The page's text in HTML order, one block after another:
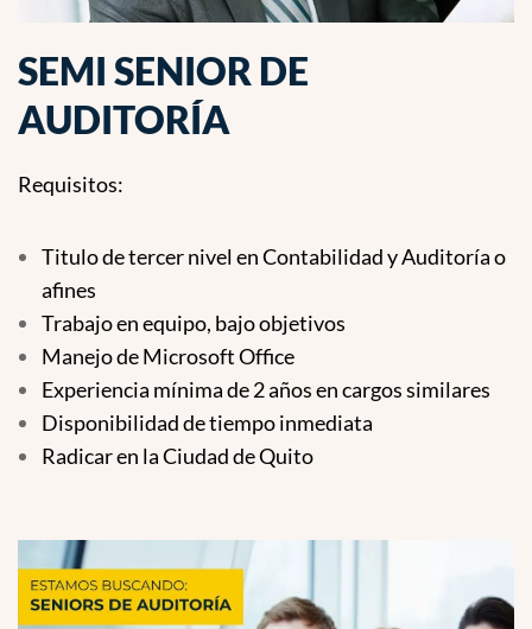
SEMI SENIOR DE
AUDITORÍA
Requisitos:
Titulo de tercer nivel en Contabilidad y Auditoría o
afines
Trabajo en equipo, bajo objetivos
Manejo de Microsoft Office
Experiencia mínima de 2 años en cargos similares
Disponibilidad de tiempo inmediata
Radicar en la Ciudad de Quito